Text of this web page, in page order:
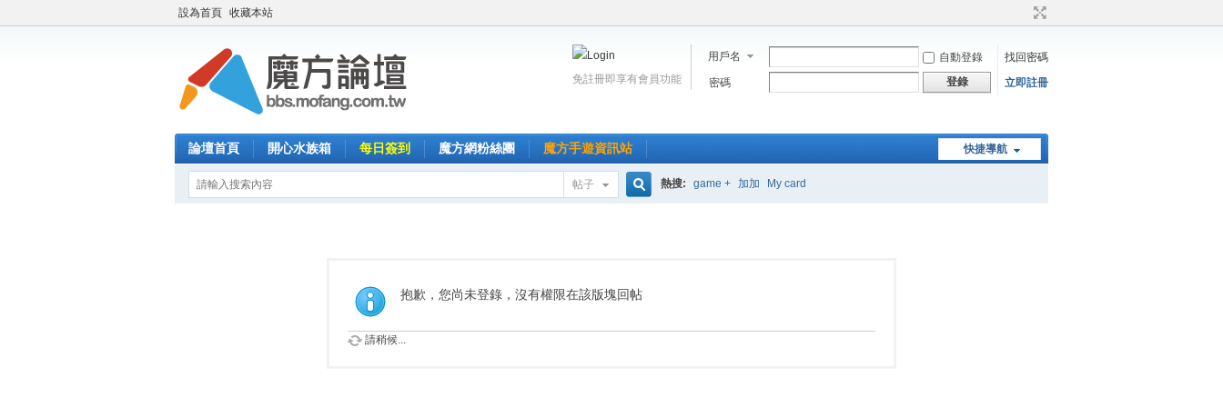
設為首頁 收藏本站
用戶名 自動登錄
找回密碼
密碼
登錄 立即註冊
免註冊即享有會員功能
快捷導航
論壇首頁 開心水族箱 每日簽到 魔方網粉絲團 魔方手遊資訊站
帖子
索
熱搜: game + 加加 My card
抱歉，您尚未登錄，沒有權限在該版塊回帖
請稍候...